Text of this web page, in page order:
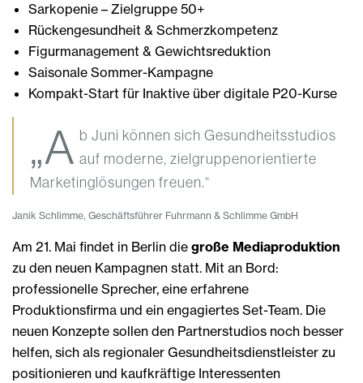
Sarkopenie – Zielgruppe 50+
Rückengesundheit & Schmerzkompetenz
Figurmanagement & Gewichtsreduktion
Saisonale Sommer-Kampagne
Kompakt-Start für Inaktive über digitale P20-Kurse
„A b Juni können sich Gesundheitsstudios
auf moderne, zielgruppenorientierte
Marketinglösungen freuen.“
Janik Schlimme, Geschäftsführer Fuhrmann & Schlimme GmbH
Am 21. Mai findet in Berlin die große Mediaproduktion
zu den neuen Kampagnen statt. Mit an Bord:
professionelle Sprecher, eine erfahrene
Produktionsfirma und ein engagiertes Set-Team. Die
neuen Konzepte sollen den Partnerstudios noch besser
helfen, sich als regionaler Gesundheitsdienstleister zu
positionieren und kaufkräftige Interessenten